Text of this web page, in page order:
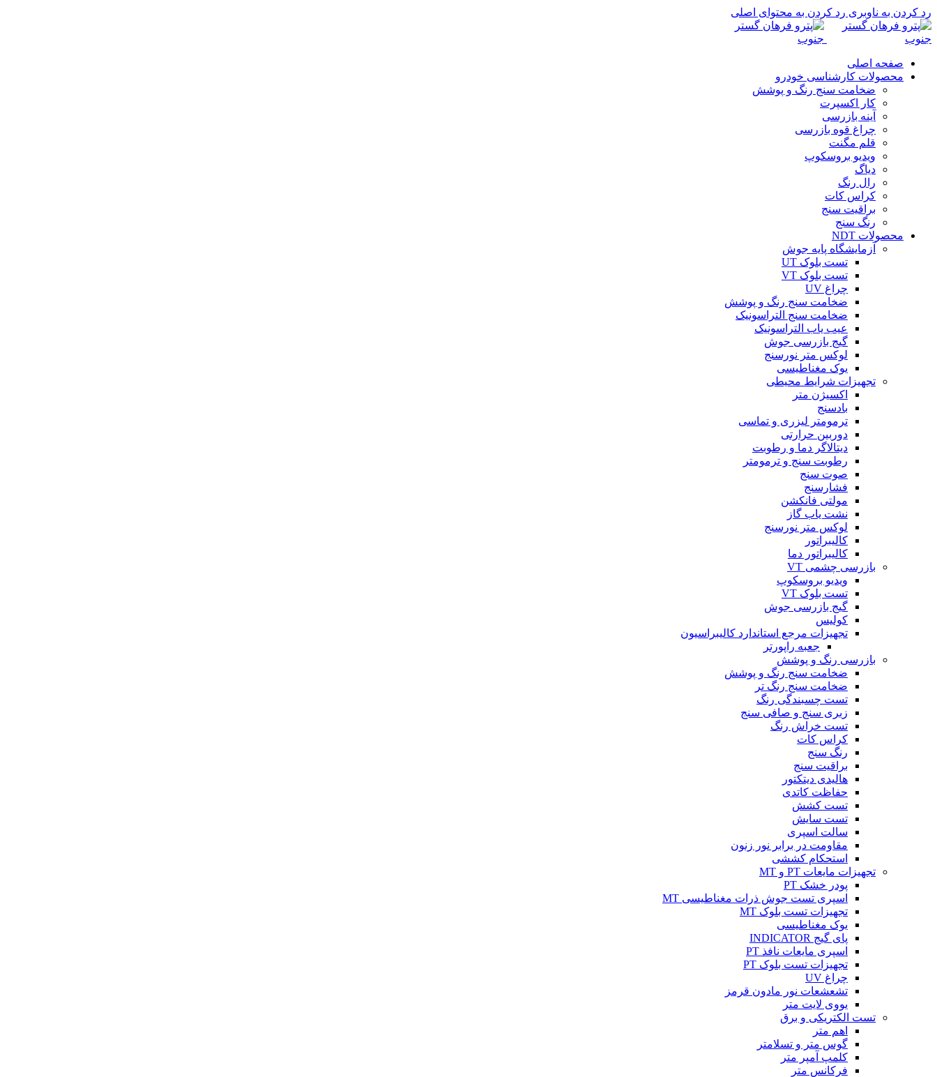
رد کردن به ناوبری رد کردن به محتوای اصلی
صفحه اصلی
محصولات کارشناسی خودرو
ضخامت سنج رنگ و پوشش
کار اکسپرت
آینه بازرسی
چراغ قوه بازرسی
قلم مگنت
ویدیو بروسکوپ
دیاگ
رال رنگ
کراس کات
براقیت سنج
رنگ سنج
محصولات NDT
آزمایشگاه پایه جوش
تست بلوک UT
تست بلوک VT
چراغ UV
ضخامت سنج رنگ و پوشش
ضخامت سنج التراسونیک
عیب یاب التراسونیک
گیج بازرسی جوش
لوکس متر نورسنج
یوک مغناطیسی
تجهیزات شرایط محیطی
اکسیژن متر
بادسنج
ترمومتر لیزری و تماسی
دوربین حرارتی
دیتالاگر دما و رطوبت
رطوبت سنج و ترمومتر
صوت سنج
فشارسنج
مولتی فانکشن
نشت یاب گاز
لوکس متر نورسنج
کالیبراتور
کالیبراتور دما
بازرسی چشمی VT
ویدیو بروسکوپ
تست بلوک VT
گیج بازرسی جوش
کولیس
تجهیزات مرجع استاندارد کالیبراسیون
جعبه راپورتر
بازرسی رنگ و پوشش
ضخامت سنج رنگ و پوشش
ضخامت سنج رنگ تر
تست چسبندگی رنگ
زبری سنج و صافی سنج
تست خراش رنگ
کراس کات
رنگ سنج
براقیت سنج
هالیدی دیتکتور
حفاظت کاتدی
تست کشش
تست سایش
سالت اسپری
مقاومت در برابر نور زنون
استحکام کششی
تجهیزات مایعات PT و MT
پودر خشک PT
اسپری تست جوش ذرات مغناطیسی MT
تجهیزات تست بلوک MT
یوک مغناطیسی
پای گیج INDICATOR
اسپری مایعات نافذ PT
تجهیزات تست بلوک PT
چراغ UV
تشعشعات نور مادون قرمز
یووی لایت متر
تست الکتریکی و برق
اهم متر
گوس متر و تسلامتر
کلمپ آمپر متر
فرکانس متر